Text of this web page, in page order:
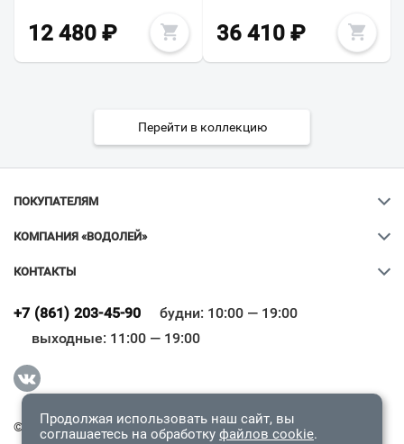
12 480 ₽ 36 410₽
Перейти в коллекцию
ПОКУПАТЕЛЯМ
КОМПАНИЯ «ВОДОЛЕЙ»
КОНТАКТЫ
+7 (861) 203-45-90
будни: 10:00 — 19:00
выходные: 11:00 — 19:00
© 2009-2026 «Водолей Онлайн». Все права защищены.
Всё верно
Продолжая использовать наш сайт, вы
соглашаетесь на обработку файлов cookie.